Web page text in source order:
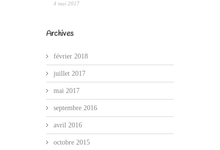
4 mai 2017
Archives
février 2018
juillet 2017
mai 2017
septembre 2016
avril 2016
octobre 2015